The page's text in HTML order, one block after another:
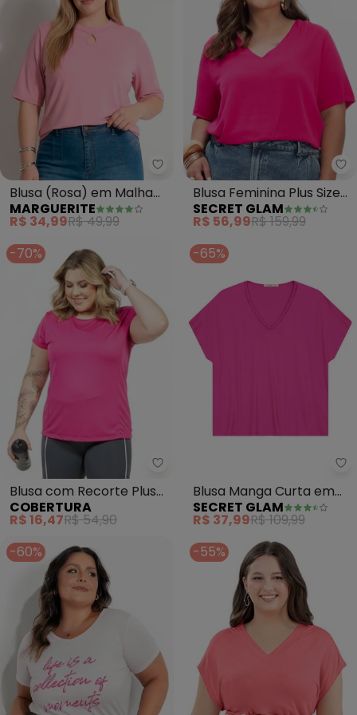
Marguerite - Blusa (Rosa) em
Blusa (Rosa) em Malha
de Poliéster
MARGUERITE
R$ 34,99R$ 49,99
Blusa Feminina Plus Size
(Rosa)
SECRET GLAM
R$ 56,99R$ 159,99
-70%
Cobertura - Blusa com Recorte
Blusa com Recorte Plus
Size (Rosa)
COBERTURA
R$ 16,47R$ 54,90
-65%
Blusa Manga Curta em
Viscotorcion (Rosa)
SECRET GLAM
R$ 37,99R$ 109,99
-60%
-55%